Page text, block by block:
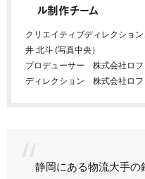
ル制作チーム
クリエイティブディレクショ
井 北斗 (写真中央）
プロデューサー 株式会社ロフ
ディレクション 株式会社ロフ
静岡にある物流大手の